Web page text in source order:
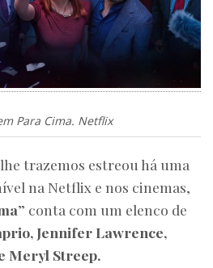
Para Cima. Netflix
trazemos estreou há uma
na Netflix e nos cinemas,
” conta com um elenco de
Jennifer Lawrence,
Meryl Streep.